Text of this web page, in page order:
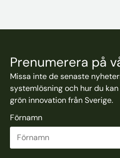
Prenumerera på
Missa inte de senaste
systemlösning och hur du
grön innovation från Sverige.
Förnamn